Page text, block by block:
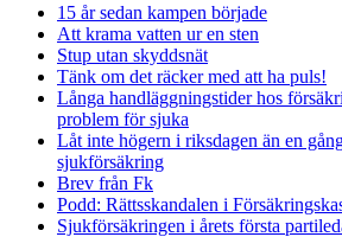
15 år sedan kampen började
Att krama vatten ur en sten
Stup utan skyddsnät
Tänk om det räcker med att ha puls!
Långa handläggningstider hos
problem för sjuka
Låt inte högern i riksdagen än en
sjukförsäkring
Brev från Fk
Podd: Rättsskandalen i
Sjukförsäkringen i årets första